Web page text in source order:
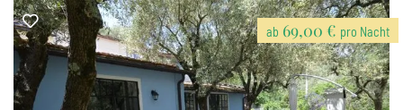
ab 69,00 € pro Nacht